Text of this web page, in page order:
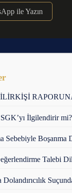
ile Yazın
SGK’yı İlgilendirir
Boşanma
Talebi